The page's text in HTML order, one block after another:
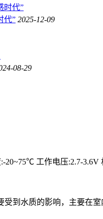
代” 2025-12-09
08-29
20~75℃ 工作电压:2.7-
到水质的影响，主要在